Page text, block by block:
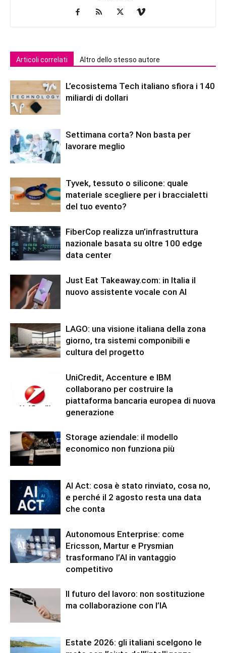
Articoli correlati Altro dello stesso autore
L’ecosistema Tech italiano sfiora i 140
miliardi di dollari
Settimana corta? Non basta per
lavorare meglio
Tyvek, tessuto o silicone: quale
materiale scegliere per i braccialetti
del tuo evento?
FiberCop realizza un’infrastruttura
nazionale basata su oltre 100 edge
data center
Just Eat Takeaway.com: in Italia il
nuovo assistente vocale con AI
LAGO: una visione italiana della zona
giorno, tra sistemi componibili e
cultura del progetto
UniCredit, Accenture e IBM
collaborano per costruire la
piattaforma bancaria europea di nuova
generazione
Storage aziendale: il modello
economico non funziona più
AI Act: cosa è stato rinviato, cosa no,
e perché il 2 agosto resta una data
che conta
Autonomous Enterprise: come
Ericsson, Martur e Prysmian
trasformano l’AI in vantaggio
competitivo
Il futuro del lavoro: non sostituzione
ma collaborazione con l’IA
Estate 2026: gli italiani scelgono le